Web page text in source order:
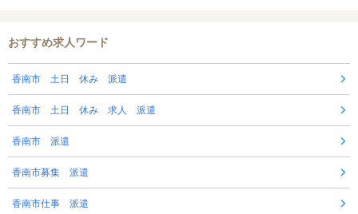
おすすめ求人ワード
香南市 土日 休み 派遣
香南市 土日 休み 求人 派遣
香南市 派遣
香南市募集 派遣
香南市仕事 派遣